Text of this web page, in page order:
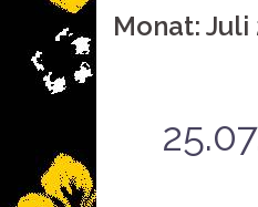
Monat: Juli